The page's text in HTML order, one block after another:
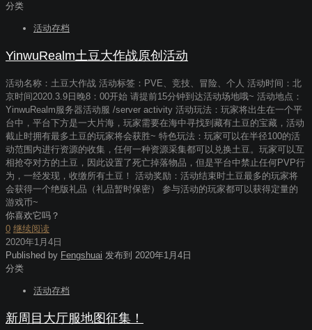
分类
活动存档
YinwuRealm土豆大作战原创活动
活动名称：土豆大作战 活动标签：PVE、竞技、冒险、个人 活动时间：北
京时间2020.3.9日晚8：00开始 请提前15分钟到达活动场地哦~ 活动地点：
YinwuRealm服务器活动服 /server activity 活动玩法：玩家将出生在一个平
台中，平台下方是一大片海，玩家需要在海中寻找到藏有土豆的宝藏，活动
截止时拥有最多土豆的玩家将会获胜~ 特色玩法：玩家可以在半径100的活
动范围内进行资源的收集，任何一种资源采集都可以兑换土豆。玩家可以互
相抢夺对方的土豆，因此设置了死亡掉落物品，但是平台中禁止任何PVP行
为，一经发现，收缴所有土豆！ 活动奖励：活动结束时土豆最多的玩家将
会获得一个绝版礼品（礼品暂时保密） 参与活动的玩家都可以获得定量的
游戏币~
你喜欢它吗？
0 继续阅读
2020年1月4日
Published by Fengshuai 发布到 2020年1月4日
分类
活动存档
新周目大厅服地图征集！